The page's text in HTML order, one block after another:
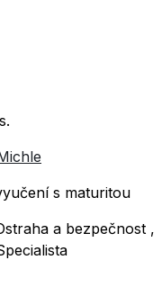
s maturitou
a bezpečnost ,